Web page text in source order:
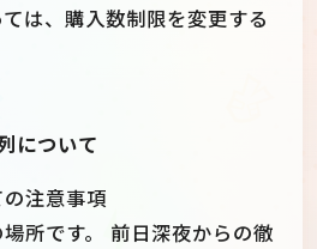
は、購入数制限を変更する
について
注意事項
所です。 前日深夜からの徹